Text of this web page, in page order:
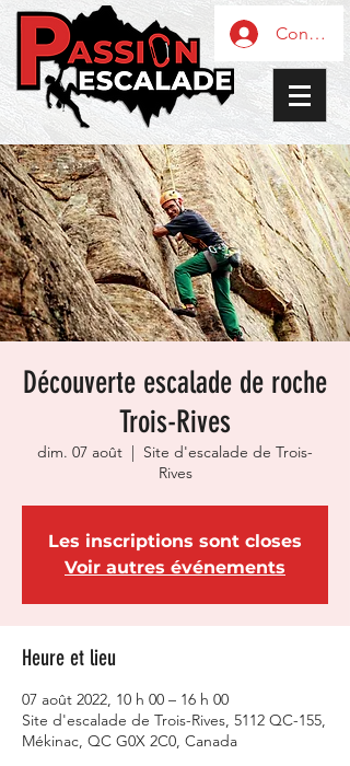
Découverte escalade de roche
Trois-Rives
dim. 07 août
  |
Site d'escalade de Trois-
Rives
Les inscriptions sont closes
Voir autres événements
Heure et lieu
07 août 2022, 10 h 00 – 16 h 00
Site d'escalade de Trois-Rives, 5112 QC-155,
Mékinac, QC G0X 2C0, Canada